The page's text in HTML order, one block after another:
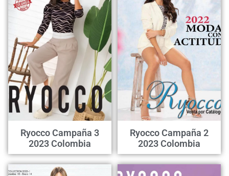
Ryocco Campaña 3
2023 Colombia
Ryocco Campaña 2
2023 Colombia